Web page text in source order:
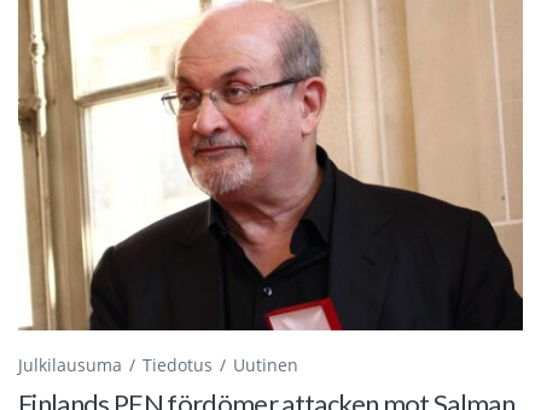
Julkilausuma Tiedotus Uutinen
Finlands PEN fördömer attacken mot Salman